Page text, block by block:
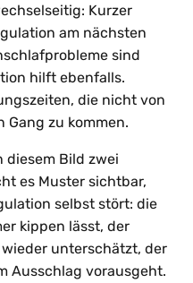
Kurzer
am nächsten
sind
hilft ebenfalls.
die nicht von
Gang zu kommen.
Bild zwei
es Muster sichtbar,
selbst stört: die
kippen lässt, der
unterschätzt, der
Ausschlag vorausgeht.